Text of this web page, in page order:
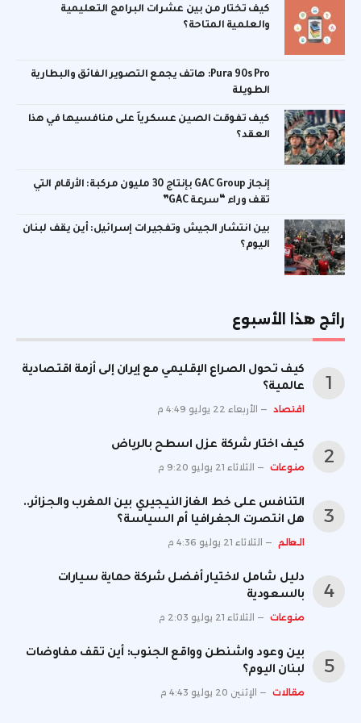
كيف تختار من بين عشرات البرامج التعليمية
والعلمية المتاحة؟
Pura 90s Pro: هاتف يجمع التصوير الفائق والبطارية
الطويلة
كيف تفوقت الصين عسكرياً على منافسيها في هذا
العقد؟
إنجاز GAC Group بإنتاج 30 مليون مركبة: الأرقام التي
تقف وراء “سرعة GAC”
بين انتشار الجيش وتفجيرات إسرائيل: أين يقف لبنان
اليوم؟
رائج هذا الأسبوع
كيف تحول الصراع الإقليمي مع إيران إلى أزمة اقتصادية
عالمية؟
اقتصاد الأربعاء 22 يوليو 4:49 م
كيف اختار شركة عزل اسطح بالرياض
منوعات الثلاثاء 21 يوليو 9:20 م
التنافس على خط الغاز النيجيري بين المغرب والجزائر..
هل انتصرت الجغرافيا أم السياسة؟
العالم الثلاثاء 21 يوليو 4:36 م
دليل شامل لاختيار أفضل شركة حماية سيارات
بالسعودية
منوعات الثلاثاء 21 يوليو 2:03 م
بين وعود واشنطن وواقع الجنوب: أين تقف مفاوضات
لبنان اليوم؟
مقالات الإثنين 20 يوليو 4:43 م